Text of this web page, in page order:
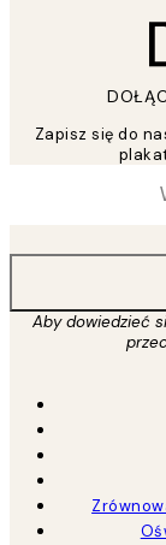
Zapisz się do
Aby dowiedzieć